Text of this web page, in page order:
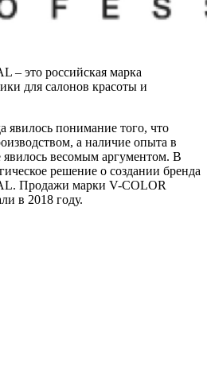
– это российская марка
для салонов красоты и
явилось понимание того, что
а наличие опыта в
явилось весомым аргументом. В
решение о создании бренда
Продажи марки V-COLOR
в 2018 году.